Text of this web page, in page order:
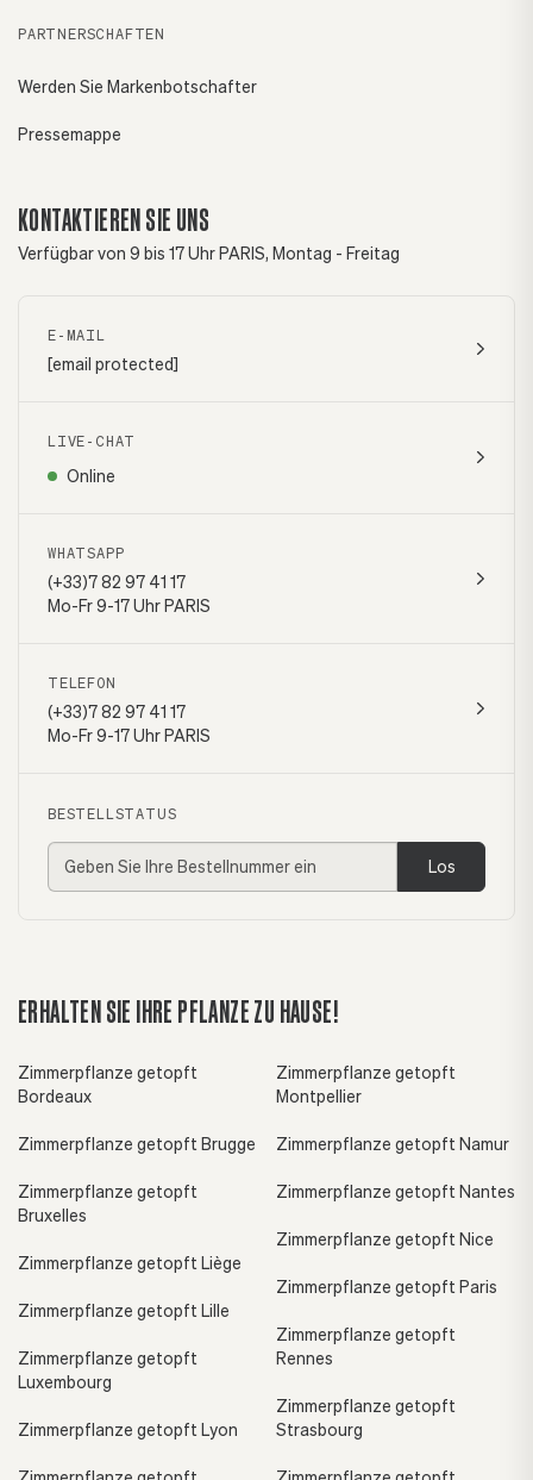
PARTNERSCHAFTEN
Werden Sie Markenbotschafter
Pressemappe
KONTAKTIEREN SIE UNS
Verfügbar von 9 bis 17 Uhr PARIS, Montag - Freitag
E-MAIL
[email protected]
LIVE-CHAT
Online
WHATSAPP
(+33)7 82 97 41 17
Mo-Fr 9-17 Uhr PARIS
TELEFON
(+33)7 82 97 41 17
Mo-Fr 9-17 Uhr PARIS
BESTELLSTATUS
Los
ERHALTEN SIE IHRE PFLANZE ZU HAUSE!
Zimmerpflanze getopft
Bordeaux
Zimmerpflanze getopft Brugge
Zimmerpflanze getopft
Bruxelles
Zimmerpflanze getopft Liège
Zimmerpflanze getopft Lille
Zimmerpflanze getopft
Luxembourg
Zimmerpflanze getopft Lyon
Zimmerpflanze getopft
Montpellier
Zimmerpflanze getopft Namur
Zimmerpflanze getopft Nantes
Zimmerpflanze getopft Nice
Zimmerpflanze getopft Paris
Zimmerpflanze getopft
Rennes
Zimmerpflanze getopft
Strasbourg